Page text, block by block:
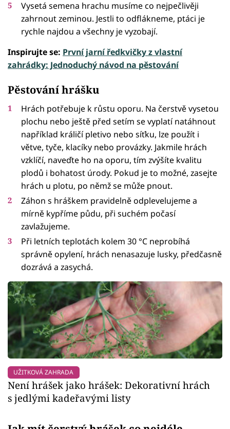
Vysetá semena hrachu musíme co nejpečlivěji
zahrnout zeminou. Jestli to odflákneme, ptáci je
rychle najdou a všechny je vyzobají.
Inspirujte se: První jarní ředkvičky z vlastní
zahrádky: Jednoduchý návod na pěstování
Pěstování hrášku
Hrách potřebuje k růstu oporu. Na čerstvě vysetou
plochu nebo ještě před setím se vyplatí natáhnout
například králičí pletivo nebo síťku, lze použít i
větve, tyče, klacíky nebo provázky. Jakmile hrách
vzklíčí, naveďte ho na oporu, tím zvýšíte kvalitu
plodů i bohatost úrody. Pokud je to možné, zasejte
hrách u plotu, po němž se může pnout.
Záhon s hráškem pravidelně odplevelujeme a
mírně kypříme půdu, při suchém počasí
zavlažujeme.
Při letních teplotách kolem 30 °C neprobíhá
správně opylení, hrách nenasazuje lusky, předčasně
dozrává a zasychá.
UŽITKOVÁ ZAHRADA
Není hrášek jako hrášek: Dekorativní hrách
s jedlými kadeřavými listy